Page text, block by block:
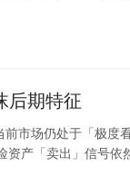
后期特征
市场仍处于「极
资产「卖出」信号依